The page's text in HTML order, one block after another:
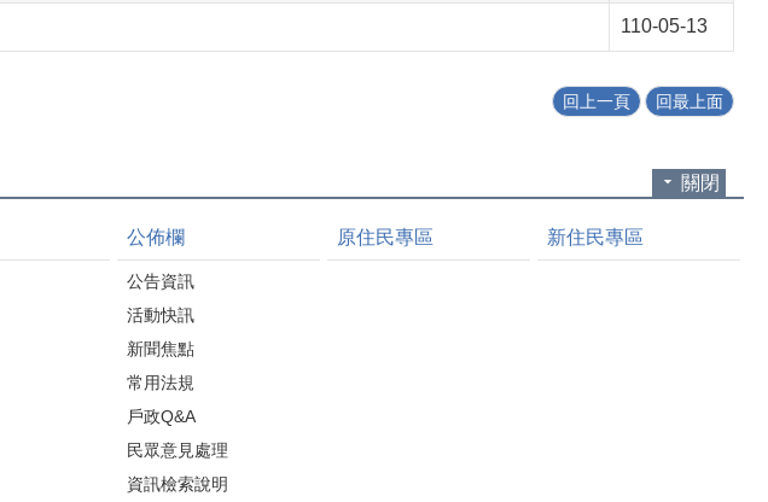
110-05-13
回上一頁 回最上面
關閉
公佈欄
公告資訊
活動快訊
新聞焦點
常用法規
戶政Q&A
民眾意見處理
資訊檢索說明
原住民專區 新住民專區